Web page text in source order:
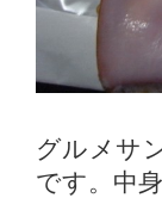
グルメサ
です。中